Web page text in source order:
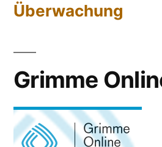
Überwachung
Grimme